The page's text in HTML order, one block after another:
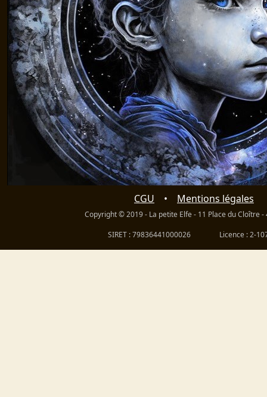
CGU Mentions légales
Copyright © 2019 - La petite Elfe - 11 Place du Cloître -
SIRET : 79836441000026
Licence : 2-